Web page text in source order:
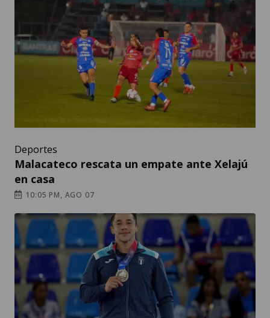
Deportes
Malacateco rescata un empate ante Xelajú
en casa
10:05 PM, AGO 07